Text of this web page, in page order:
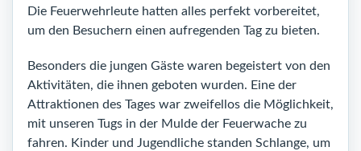
Die Feuerwehrleute hatten alles perfekt vorbereitet,
um den Besuchern einen aufregenden Tag zu bieten.
Besonders die jungen Gäste waren begeistert von den
Aktivitäten, die ihnen geboten wurden. Eine der
Attraktionen des Tages war zweifellos die Möglichkeit,
mit unseren Tugs in der Mulde der Feuerwache zu
fahren. Kinder und Jugendliche standen Schlange, um